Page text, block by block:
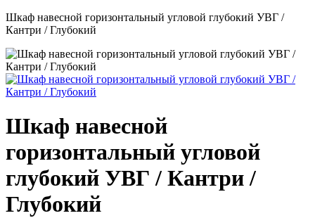
Шкаф навесной горизонтальный угловой глубокий УВГ /
Кантри / Глубокий
Шкаф навесной
горизонтальный угловой
глубокий УВГ / Кантри /
Глубокий